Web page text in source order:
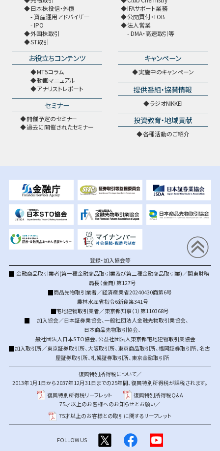
日本株投信・外債
資産運用アドバイザー
IPO
外国株取引
ST取引
IFAサポート業務
公開買付・TOB
法人営業
DMA・高速取引等
お役立ちコンテンツ
MT5コラム
動画マニュアル
アナリストレポート
セミナー
開催予定のセミナー
過去に開催されたセミナー
キャンペーン
実施中のキャンペーン
提供番組・協賛情報
ラジオNIKKEI
投資教育・地域貢献
各種活動のご紹介
登録・加入協会等
金融商品取引業者(第一種金融商品取引業及び第二種金融商品取引業)／関東財務
局長（金商）第127号
商品先物取引業者／経済産業省20240430商第6号
農林水産省指令6新食第341号
宅地建物取引業者／東京都知事（1）第110368号
加入協会／日本証券業協会、一般社団法人金融先物取引業協会、
日本商品先物取引協会、
一般社団法人日本STO協会、公益社団法人東京都宅地建物取引業協会
加入取引所／東京証券取引所、大阪取引所、 東京商品取引所、福岡証券取引所、名古
屋証券取引所、札幌証券取引所、 東京金融取引所
復興特別所得税について／
2013年1月1日から2037年12月31日までの25年間、復興特別所得税が課税されます。
復興特別所得税リーフレット
復興特別所得税Q&A
75才以上のお客様へのお知らせとお願い／
75才以上のお客様との取引に関するリーフレット
FOLLOW US